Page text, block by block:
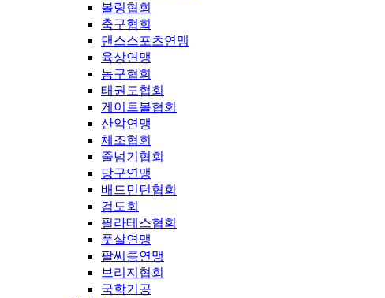
볼링협회
축구협회
댄스스포츠연맹
육상연맹
농구협회
태권도협회
게이트볼협회
산악연맹
체조협회
줄넘기협회
당구연맹
배드민턴협회
검도회
필라테스협회
풋살연맹
팔씨름연맹
브리지협회
국학기공